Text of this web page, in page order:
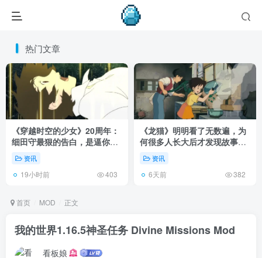
热门文章
《穿越时空的少女》20周年：
细田守最狠的告白，是逼你承
认有些夏天回不去了！
资讯
19小时前 403
《龙猫》明明看了无数遍，为
何很多人长大后才发现故事根
本不在 1988 年！
资讯
6天前 382
首页 MOD 正文
我的世界1.16.5神圣任务 Divine Missions Mod
看板娘